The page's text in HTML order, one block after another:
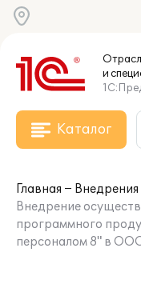
и
Каталог
Главная
Внедрения
Внедрение
программного
персоналом 8" в